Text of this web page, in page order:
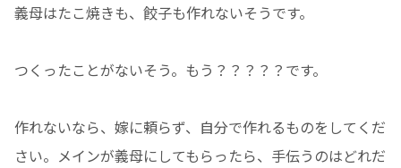
義母はたこ焼きも、餃子も作れないそうです。
つくったことがないそう。もう？？？？？です。
作れないなら、嫁に頼らず、自分で作れるものをしてくだ
さい。メインが義母にしてもらったら、手伝うのはどれだ